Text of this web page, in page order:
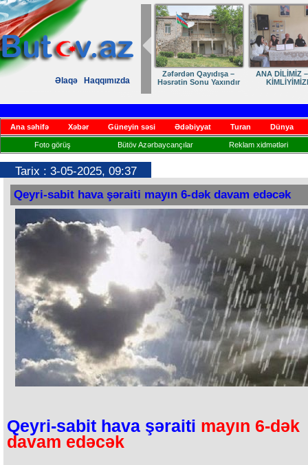
Əlaqə Haqqımızda
Zəfərdən Qayıdışa –
Həsrətin Sonu Yaxındır
ANA DİLİMİZ
Ana səhifə Xəbər Güneyin səsi Ədəbiyyat Turan Dünya
Foto görüş Bütöv Azərbaycançılar Reklam xidmətləri
Tarix : 3-05-2025, 09:37
Qeyri-sabit hava şəraiti mayın 6-dək davam edəcək
Qeyri-sabit hava şəraiti mayın 6-dək
davam edəcək